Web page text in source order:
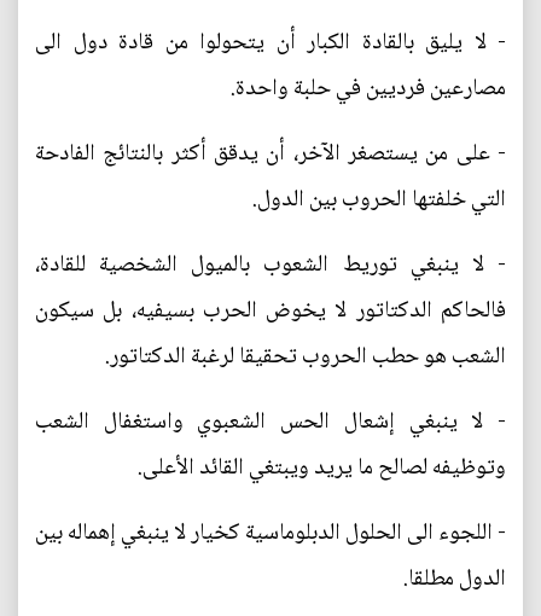
- لا يليق بالقادة الكبار أن يتحولوا من قادة دول الى
مصارعين فرديين في حلبة واحدة.
- على من يستصغر الآخر، أن يدقق أكثر بالنتائج الفادحة
التي خلفتها الحروب بين الدول.
- لا ينبغي توريط الشعوب بالميول الشخصية للقادة،
فالحاكم الدكتاتور لا يخوض الحرب بسيفيه، بل سيكون
الشعب هو حطب الحروب تحقيقا لرغبة الدكتاتور.
- لا ينبغي إشعال الحس الشعبوي واستغفال الشعب
وتوظيفه لصالح ما يريد ويبتغي القائد الأعلى.
- اللجوء الى الحلول الدبلوماسية كخيار لا ينبغي إهماله بين
الدول مطلقا.